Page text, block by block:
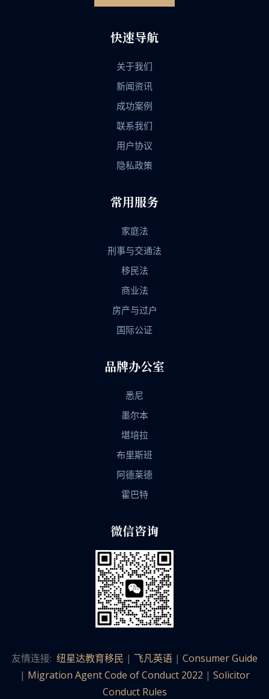
快速导航
关于我们
新闻资讯
成功案例
联系我们
用户协议
隐私政策
常用服务
家庭法
刑事与交通法
移民法
商业法
房产与过户
国际公证
品牌办公室
悉尼
墨尔本
堪培拉
布里斯班
阿德莱德
霍巴特
微信咨询
友情连接: 纽星达教育移民 | 飞凡英语 | Consumer Guide
| Migration Agent Code of Conduct 2022 | Solicitor
Conduct Rules